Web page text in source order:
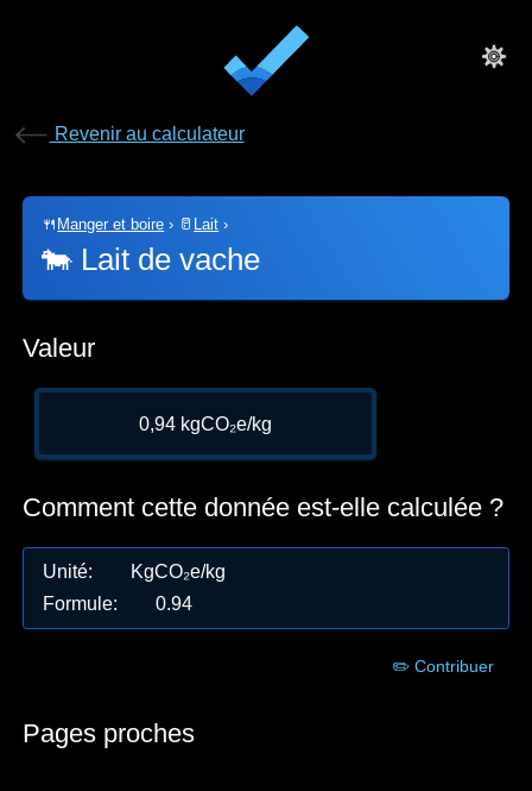
Revenir au calculateur
🍴 Manger et boire › 🥛 Lait ›
🐄 Lait de vache
Valeur
0,94 kgCO₂e/kg
Comment cette donnée est-elle calculée ?
Unité:
KgCO₂e/kg
Formule: 0.94
✏️ Contribuer
Pages proches